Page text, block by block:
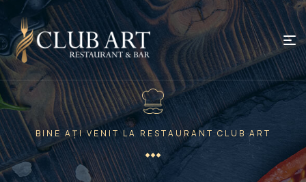
BINE AȚI VENIT LA RESTAURANT CLUB ART